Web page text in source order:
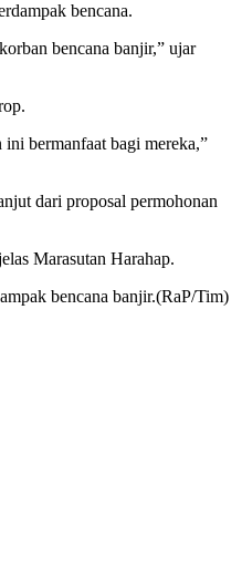
bencana.
bencana banjir,” ujar
bermanfaat bagi mereka,”
dari proposal permohonan
Marasutan Harahap.
bencana banjir.(RaP/Tim)